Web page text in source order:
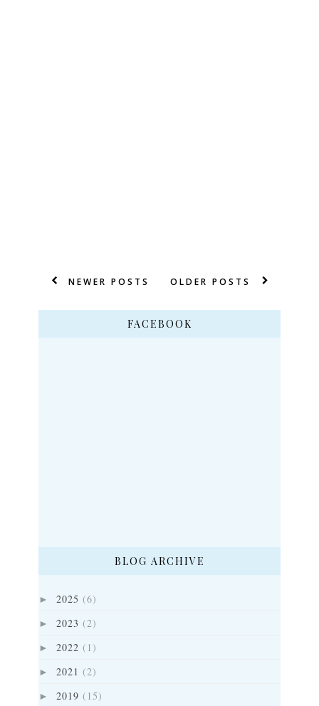
NEWER POSTS OLDER POSTS
FACEBOOK
BLOG ARCHIVE
► 2025 (6)
► 2023 (2)
► 2022 (1)
► 2021 (2)
► 2019 (15)